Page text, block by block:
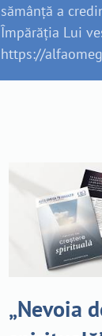
sămânță a
Împărăția Lui
https://
„Nevoia